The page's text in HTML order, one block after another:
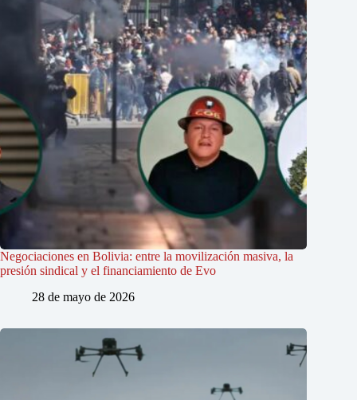
Negociaciones en Bolivia: entre la movilización masiva, la
presión sindical y el financiamiento de Evo
28 de mayo de 2026